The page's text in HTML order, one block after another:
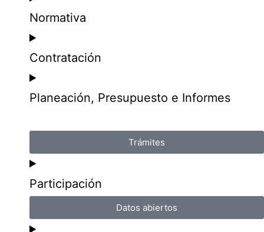
Normativa
Contratación
Planeación, Presupuesto e Informes
Trámites
Participación
Datos abiertos